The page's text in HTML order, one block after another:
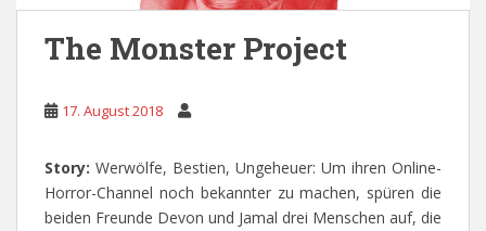
The Monster Project
17. August 2018
Story: Werwölfe, Bestien, Ungeheuer: Um ihren Online-
Horror-Channel noch bekannter zu machen, spüren die
beiden Freunde Devon und Jamal drei Menschen auf, die